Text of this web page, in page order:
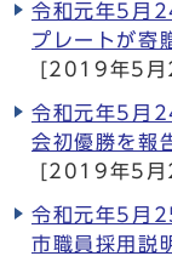
令和元年5月
プレートが寄
[2019年5月
令和元年5月
会初優勝を報
[2019年5月
令和元年5月
市職員採用説